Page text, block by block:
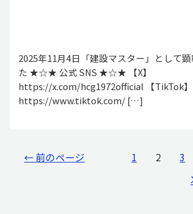
2025年11月4日「建設マスター」として
た ★☆★ 公式 SNS ★☆★ 【X】
https://x.com/hcg1972official 【TikTok】
https://www.tiktok.com/ […]
← 前のページ 1 2 3